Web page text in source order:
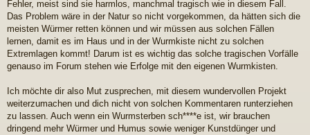
Fehler, meist sind sie harmlos, manchmal tragisch wie in diesem Fall.
Das Problem wäre in der Natur so nicht vorgekommen, da hätten sich die
meisten Würmer retten können und wir müssen aus solchen Fällen
lernen, damit es im Haus und in der Wurmkiste nicht zu solchen
Extremlagen kommt! Darum ist es wichtig das solche tragischen Vorfälle
genauso im Forum stehen wie Erfolge mit den eigenen Wurmkisten.
Ich möchte dir also Mut zusprechen, mit diesem wundervollen Projekt
weiterzumachen und dich nicht von solchen Kommentaren runterziehen
zu lassen. Auch wenn ein Wurmsterben sch****e ist, wir brauchen
dringend mehr Würmer und Humus sowie weniger Kunstdünger und